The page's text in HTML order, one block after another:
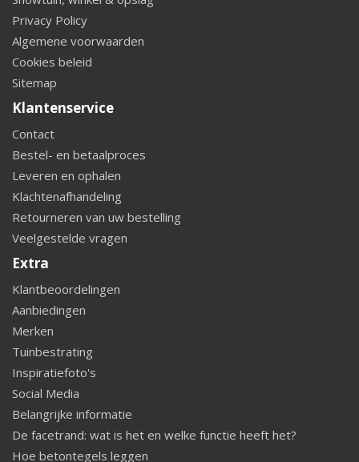
Privacy Policy
Algemene voorwaarden
Cookies beleid
Sitemap
Klantenservice
Contact
Bestel- en betaalproces
Leveren en ophalen
Klachtenafhandeling
Retourneren van uw bestelling
Veelgestelde vragen
Extra
Klantbeoordelingen
Aanbiedingen
Merken
Tuinbestrating
Inspiratiefoto's
Social Media
Belangrijke informatie
De facetrand: wat is het en welke functie heeft het?
Hoe betontegels leggen